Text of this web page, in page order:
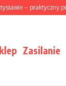
– praktyczny
Zasilanie